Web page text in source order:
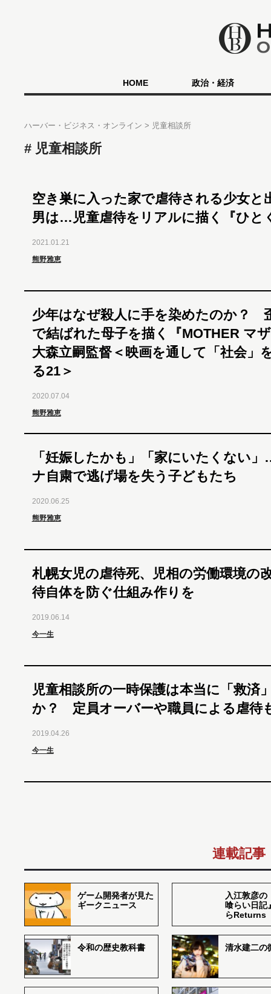
HOME 政治・経済
ハーバー・ビジネス・オンライン 児童相談所
児童相談所
空き巣に入った家で虐待される少女と
男は…児童虐待をリアルに描く『ひと
2021.01.21
熊野雅恵
少年はなぜ殺人に手を染めたのか？
で結ばれた母子を描く『MOTHER
大森立嗣監督＜映画を通して「社会」
る21＞
2020.07.04
熊野雅恵
「妊娠したかも」「家にいたくない
ナ自粛で逃げ場を失う子どもたち
2020.06.25
熊野雅恵
札幌女児の虐待死、児相の労働環境の
待自体を防ぐ仕組み作りを
2019.06.14
今一生
児童相談所の一時保護は本当に「救済
か？ 定員オーバーや職員による虐待
2019.04.26
今一生
連載記事
ゲーム開発者が見た
ギークニュース
入江敦彦の
喰らい日記
らReturns
令和の歴史教科書 清水建二の